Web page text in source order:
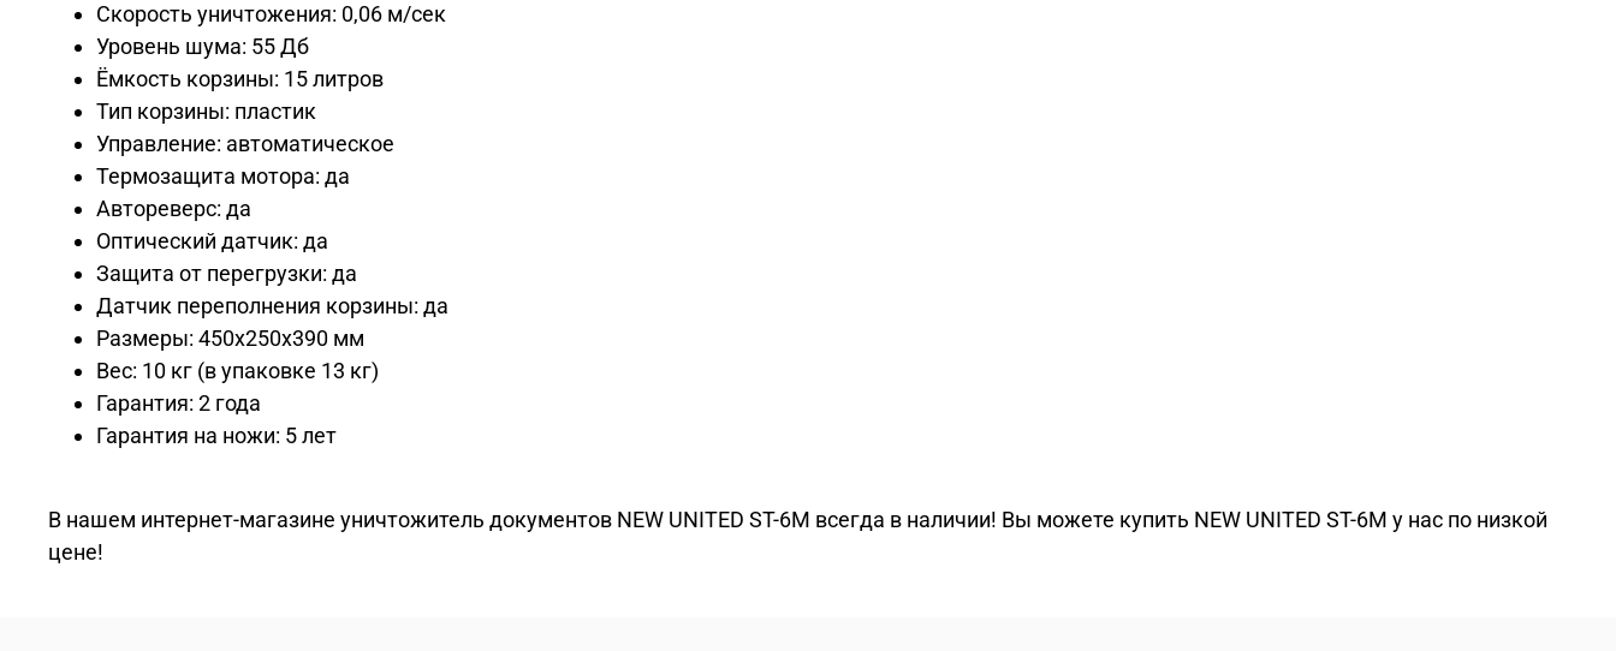
Скорость уничтожения: 0,06 м/сек
Уровень шума: 55 Дб
Ёмкость корзины: 15 литров
Тип корзины: пластик
Управление: автоматическое
Термозащита мотора: да
Автореверс: да
Оптический датчик: да
Защита от перегрузки: да
Датчик переполнения корзины: да
Размеры: 450x250x390 мм
Вес: 10 кг (в упаковке 13 кг)
Гарантия: 2 года
Гарантия на ножи: 5 лет
В нашем интернет-магазине уничтожитель документов NEW UNITED ST-6M всегда в наличии! Вы можете купить NEW UNITED ST-6M у нас по низкой
цене!